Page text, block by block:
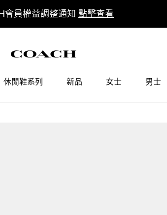
會員權益調整通知 點擊查看
休閒鞋系列 新品 女士 男士